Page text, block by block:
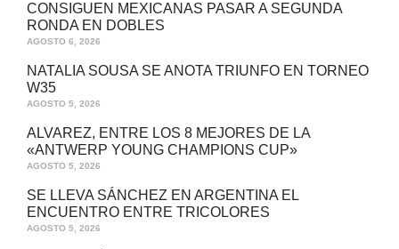
CONSIGUEN MEXICANAS PASAR A SEGUNDA
RONDA EN DOBLES
AGOSTO 6, 2026
NATALIA SOUSA SE ANOTA TRIUNFO EN TORNEO
W35
AGOSTO 5, 2026
ALVAREZ, ENTRE LOS 8 MEJORES DE LA
«ANTWERP YOUNG CHAMPIONS CUP»
AGOSTO 5, 2026
SE LLEVA SÁNCHEZ EN ARGENTINA EL
ENCUENTRO ENTRE TRICOLORES
AGOSTO 5, 2026